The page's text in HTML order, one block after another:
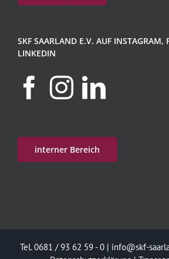
SKF SAARLAND E.V. AUF INSTAGRAM,
LINKEDIN
interner Bereich
Tel. 0681 / 93 62 59 - 0 | info@skf-